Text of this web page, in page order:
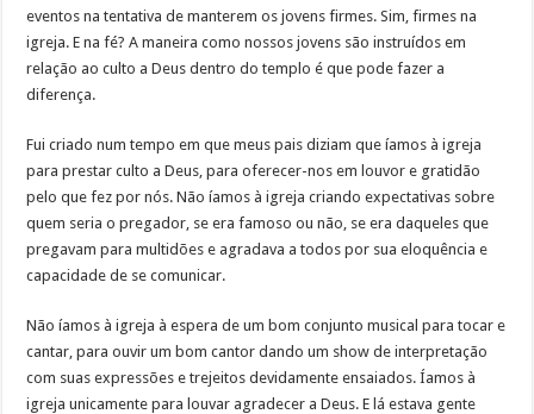
eventos na tentativa de manterem os jovens firmes. Sim, firmes na
igreja. E na fé? A maneira como nossos jovens são instruídos em
relação ao culto a Deus dentro do templo é que pode fazer a
diferença.
Fui criado num tempo em que meus pais diziam que íamos à igreja
para prestar culto a Deus, para oferecer-nos em louvor e gratidão
pelo que fez por nós. Não íamos à igreja criando expectativas sobre
quem seria o pregador, se era famoso ou não, se era daqueles que
pregavam para multidões e agradava a todos por sua eloquência e
capacidade de se comunicar.
Não íamos à igreja à espera de um bom conjunto musical para tocar e
cantar, para ouvir um bom cantor dando um show de interpretação
com suas expressões e trejeitos devidamente ensaiados. Íamos à
igreja unicamente para louvar agradecer a Deus. E lá estava gente